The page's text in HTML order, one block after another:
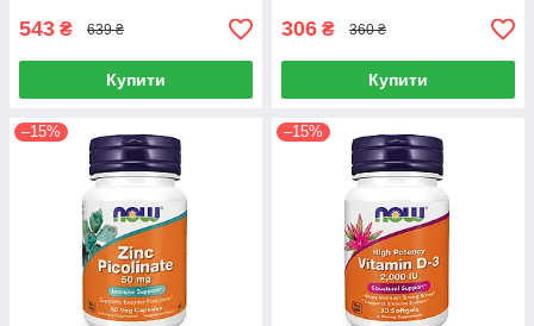
543 ₴ 639 ₴
Купити
306 ₴ 360 ₴
Купити
–15% –15%